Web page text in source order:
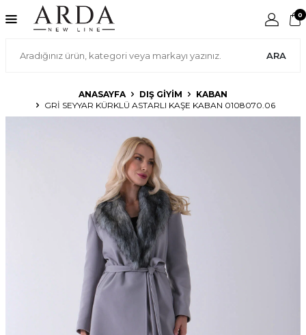
ARA
0
ANASAYFA DIŞ GIYIM
KABAN
GRI SEYYAR KÜRKLÜ ASTARLI KAŞE KABAN 0108070.06